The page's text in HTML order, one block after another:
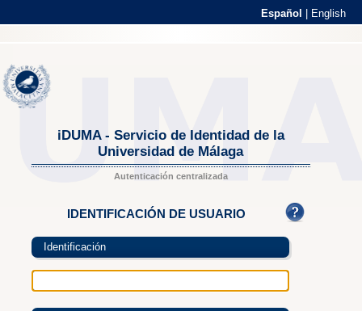
Español English
iDUMA - Servicio de Identidad de la
Universidad de Málaga
Autenticación centralizada
IDENTIFICACIÓN DE USUARIO
Identificación